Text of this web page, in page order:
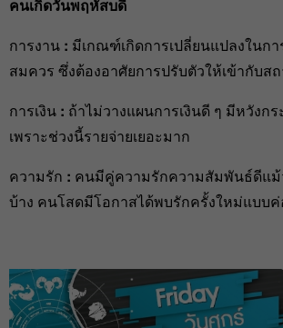
คนเกิดวันพฤหัสบดี
การงาน : มีเกณฑ์เกิดการเปลี่ยนแปลงในก
สมควร ซึ่งต้องอาศัยการปรับตัวให้เข้ากับส
การเงิน : ถ้าไม่วางแผนการเงินดี ๆ มีหวังก
เพราะช่วงนี้รายจ่ายเยอะมาก
ความรัก : คนมีคู่ความรักความสัมพันธ์ดีแม้
บ้าง คนโสดมีโอกาสได้พบรักครั้งใหม่แบบค่